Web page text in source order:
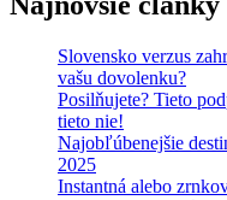
Slovensko verzus
vašu dovolenku?
Posilňujete? Tieto
tieto nie!
Najobľúbenejšie
2025
Instantná alebo